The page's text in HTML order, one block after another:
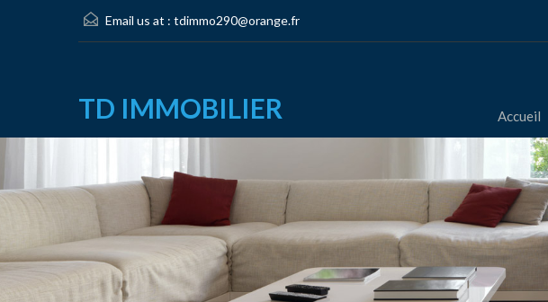
Email us at : tdimmo290@orange.fr
TD IMMOBILIER Accueil